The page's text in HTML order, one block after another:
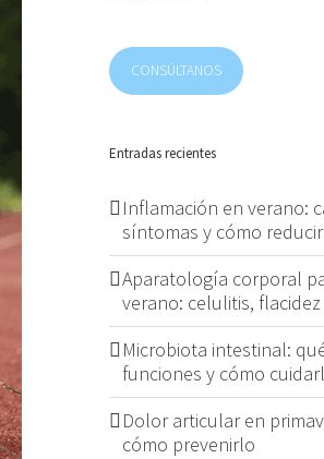
CONSÚLTANOS
Entradas recientes
Inflamación en verano:
síntomas y cómo
Aparatología corporal
verano: celulitis, flacidez
Microbiota intestinal:
funciones y cómo
Dolor articular en
cómo prevenirlo